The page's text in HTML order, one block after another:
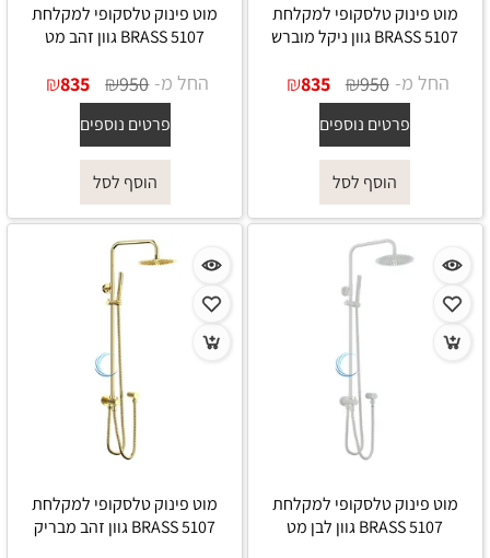
מוט פינוק טלסקופי למקלחת
5107 BRASS גוון ניקל מוברש
החל מ- ₪950
₪835
פרטים נוספים
הוסף לסל
מוט פינוק טלסקופי למקלחת
5107 BRASS גוון זהב מט
החל מ- ₪950
₪835
פרטים נוספים
הוסף לסל
מוט פינוק טלסקופי למקלחת
5107 BRASS גוון לבן מט
מוט פינוק טלסקופי למקלחת
5107 BRASS גוון זהב מבריק